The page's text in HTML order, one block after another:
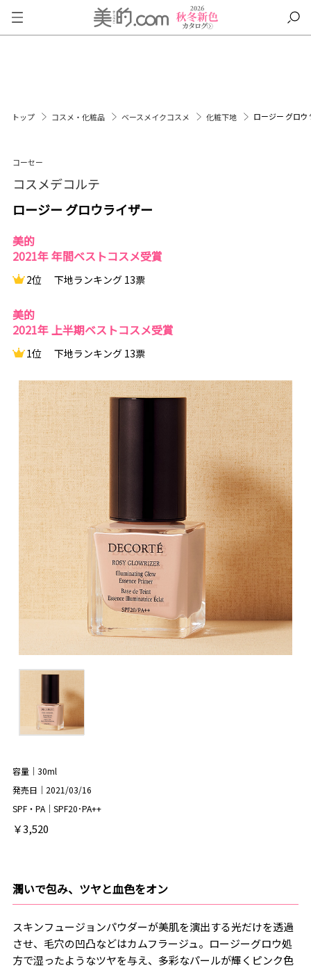
トップ コスメ・化粧品 ベースメイクコスメ 化粧下地 ロージー グロ
コーセー
コスメデコルテ
ロージー グロウライザー
美的
2021年 年間ベストコスメ受賞
2位 下地ランキング 13票
美的
2021年 上半期ベストコスメ受賞
1位 下地ランキング 13票
容量｜30ml
発売日｜2021/03/16
SPF・PA｜SPF20･PA++
￥3,520
潤いで包み、ツヤと血色をオン
スキンフュージョンパウダーが美肌を演出する光だけを透過
させ、毛穴の凹凸などはカムフラージュ。ロージーグロウ処
方で湿ったようなツヤを与え、多彩なパールが輝くピンク色